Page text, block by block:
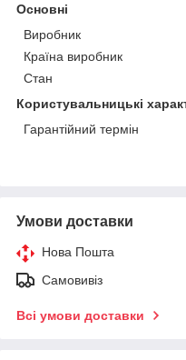
Основні
Виробник
Країна виробник
Стан
Користувальницькі
Гарантійний термін
Умови доставки
Нова Пошта
Самовивіз
Всі умови доставки